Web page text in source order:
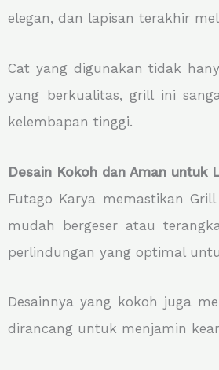
elegan, dan lapisan terakhir
Cat yang digunakan tidak
yang berkualitas, grill ini
kelembapan tinggi.
Desain Kokoh dan Aman untuk
Futago Karya memastikan
mudah bergeser atau
perlindungan yang optimal
Desainnya yang kokoh juga
dirancang untuk menjamin